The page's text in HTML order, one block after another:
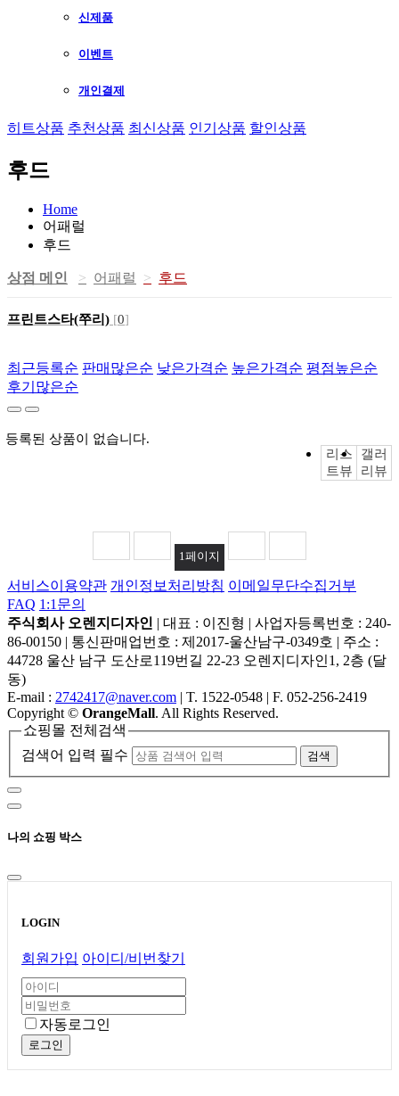
신제품
이벤트
개인결제
히트상품 추천상품 최신상품 인기상품 할인상품
후드
Home
어패럴
후드
상점 메인 어패럴 후드
프린트스타(쭈리) [0]
최근등록순 판매많은순 낮은가격순 높은가격순 평점높은순
후기많은순
리스
트뷰
갤러
리뷰
등록된 상품이 없습니다.
1페이지
서비스이용약관 개인정보처리방침 이메일무단수집거부
FAQ 1:1문의
주식회사 오렌지디자인 | 대표 : 이진형 | 사업자등록번호 : 240-
86-00150 | 통신판매업번호 : 제2017-울산남구-0349호 | 주소 :
44728 울산 남구 도산로119번길 22-23 오렌지디자인1, 2층 (달
동)
E-mail : 2742417@naver.com | T. 1522-0548 | F. 052-256-2419
Copyright© OrangeMall. All Rights Reserved.
쇼핑몰 전체검색
검색어 입력 필수
검색
나의 쇼핑 박스
LOGIN
회원가입 아이디/비번찾기
자동로그인
로그인